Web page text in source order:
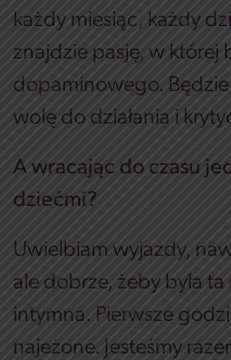
każdy miesiąc, każdy
znajdzie pasję, w której
dopaminowego. Będzie
wolę do działania i
A wracając do czasu
dziećmi?
Uwielbiam wyjazdy,
ale dobrze, żeby była
intymna. Pierwsze
najeżone. Jesteśmy